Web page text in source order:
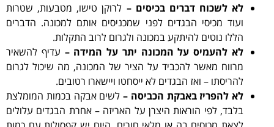
לא לשכוח דברים בכיסים – לרוקן טישו, מטבעות, שטרות
ועוד מכיסי הבגדים לפני שמכניסים אותם למכונה. הדברים
הללו נוטים להיתקע במכונה ולגרום לרוב התקלות.
לא להעמיס על המכונה יתר על המידה – עדיף להשאיר
מרווח מאשר להכביד על הציר של המכונה, מה שיכול לגרום
להריסתו – ואז הבגדים לא ייסחטו ויישארו רטובים.
לא להפריז באבקת הכביסה – לשים אבקה בכמות המומלצת
בלבד, לפי הוראות היצרן על האריזה – אחרת הבגדים עלולים